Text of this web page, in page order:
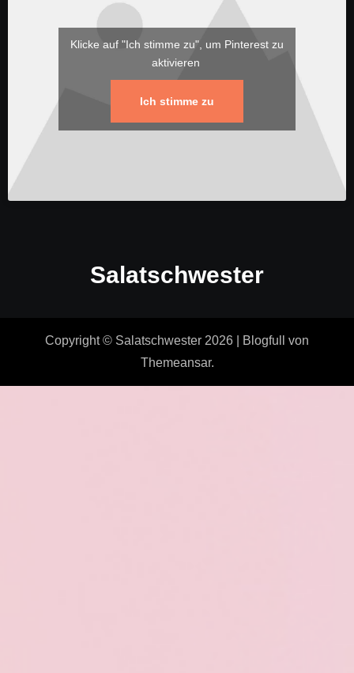
Klicke auf "Ich stimme zu", um Pinterest zu
aktivieren
Ich stimme zu
Salatschwester
Copyright © Salatschwester 2026 Blogfull
von
Themeansar.